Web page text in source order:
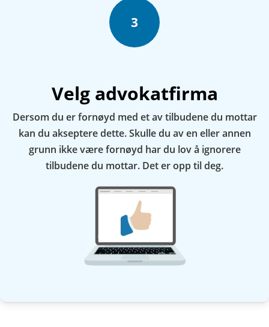
3
Velg advokatfirma
Dersom du er fornøyd med et av tilbudene du mottar
kan du akseptere dette. Skulle du av en eller annen
grunn ikke være fornøyd har du lov å ignorere
tilbudene du mottar. Det er opp til deg.